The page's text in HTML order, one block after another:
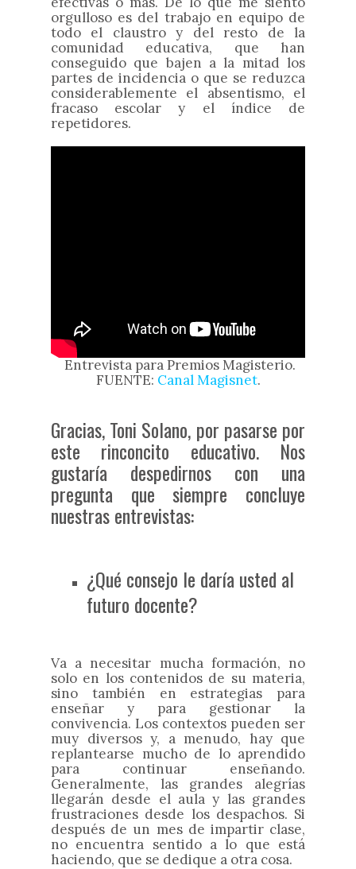
orgulloso es del trabajo en equipo de
todo el claustro y del resto de la
comunidad educativa, que han
conseguido que bajen a la mitad los
partes de incidencia o que se reduzca
considerablemente el absentismo, el
fracaso escolar y el índice de
repetidores.
Entrevista para Premios Magisterio.
FUENTE: Canal Magisnet.
Gracias, Toni Solano, por pasarse por
este rinconcito educativo. Nos
gustaría despedirnos con una
pregunta que siempre concluye
nuestras entrevistas:
¿Qué consejo le daría usted al
futuro docente?
Va a necesitar mucha formación, no
solo en los contenidos de su materia,
sino también en estrategias para
enseñar y para gestionar la
convivencia. Los contextos pueden ser
muy diversos y, a menudo, hay que
replantearse mucho de lo aprendido
para continuar enseñando.
Generalmente, las grandes alegrías
llegarán desde el aula y las grandes
frustraciones desde los despachos. Si
después de un mes de impartir clase,
no encuentra sentido a lo que está
haciendo, que se dedique a otra cosa.